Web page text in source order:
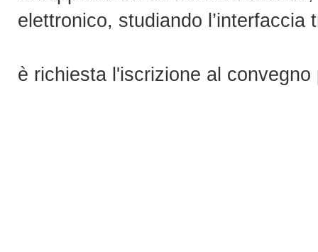
elettronico, studiando
è richiesta l'iscrizione al